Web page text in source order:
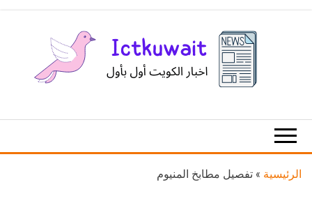
الكويت
الرئيسية » تفصيل مطابخ المنيوم